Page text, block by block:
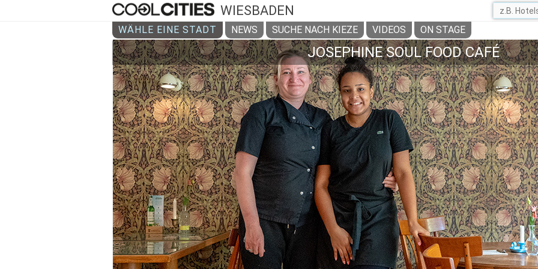
WIESBADEN
WÄHLE EINE STADT NEWS SUCHE NACH KIEZE VIDEOS ON STAGE
JOSEPHINE SOUL FOOD CAFÉ